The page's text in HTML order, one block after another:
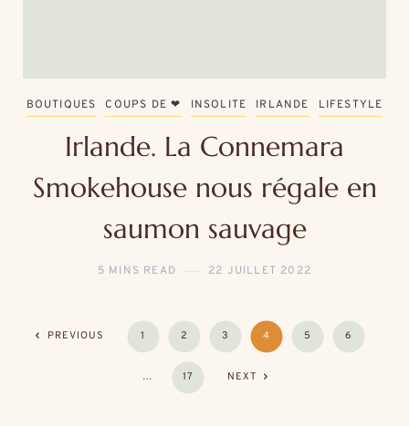
BOUTIQUES COUPS DE ❤ INSOLITE IRLANDE LIFESTYLE
Irlande. La Connemara
Smokehouse nous régale en
saumon sauvage
5 MINS READ 22 JUILLET 2022
PREVIOUS 1 2 3 4 5 6
… 17 NEXT